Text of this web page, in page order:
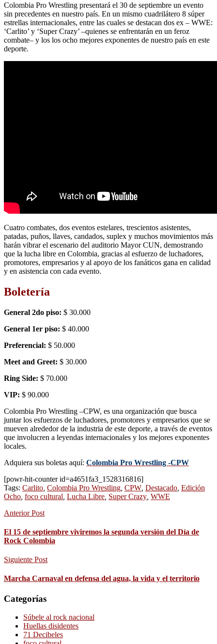
Colombia Pro Wrestling presentará el 30 de septiembre un evento
sin precedentes en nuestro país. En un mismo cuadrilátero 8 súper
estrellas internacionales, entre las cuales se destacan dos ex – WWE:
‘Carlito’ y ‘Super Crazy’ –quienes se enfrentarán en un feroz
combate– y los los ocho mejores exponentes de nuestro país en este
deporte.
Cuatro combates, dos eventos estelares, trescientos asistentes,
patadas, puños, llaves, candados, suplex y muchos movimientos más
harán vibrar el escenario del auditorio Mayor CUN, demostrando
que la lucha libre en Colombia, gracias al esfuerzo de luchadores,
promotores, empresarios y al apoyo de los fanáticos gana en calidad
y en asistencia con cada evento.
Boletería
General 2do piso: $ 30.000
General 1er piso: $ 40.000
Preferencial: $ 50.000
Meet and Greet: $ 30.000
Ring Side: $ 70.000
VIP: $ 90.000
Colombia Pro Wrestling –CPW, es una organización que busca
juntar los esfuerzos de luchadores, promotores y empresarios que se
mueven alrededor de la industria de este deporte, a través de eventos
que involucren a leyendas internacionales y los mejores exponentes
locales.
Adquiera sus boletas aquí: Colombia Pro Wrestling -CPW
[powr-hit-counter id=a4651fa3_1528316816]
Tags: Carlito Colombia Pro Wrestling CPW Destacado Edición
Ocho foco cultural Lucha Libre Super Crazy WWE
Anterior Post
El 15 de septiembre viviremos la segunda versión del Día de
Rock Colombia
Siguiente Post
Marcha Carnaval en defensa del agua, la vida y el territorio
Categorías
Súbele al rock nacional
Huellas disidentes
71 Decibeles